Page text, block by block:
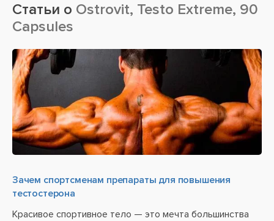
Статьи о Ostrovit, Testo Extreme, 90
Capsules
Зачем спортсменам препараты для повышения
тестостерона
Красивое спортивное тело — это мечта большинства